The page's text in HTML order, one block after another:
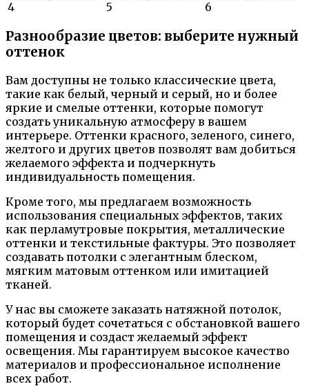
Разнообразие цветов: выберите нужный
оттенок
Вам доступны не только классические цвета,
такие как белый, черный и серый, но и более
яркие и смелые оттенки, которые помогут
создать уникальную атмосферу в вашем
интерьере. Оттенки красного, зеленого, синего,
желтого и других цветов позволят вам добиться
желаемого эффекта и подчеркнуть
индивидуальность помещения.
Кроме того, мы предлагаем возможность
использования специальных эффектов, таких
как перламутровые покрытия, металлические
оттенки и текстильные фактуры. Это позволяет
создавать потолки с элегантным блеском,
мягким матовым оттенком или имитацией
тканей.
У нас вы сможете заказать натяжной потолок,
который будет сочетаться с обстановкой вашего
помещения и создаст желаемый эффект
освещения. Мы гарантируем высокое качество
материалов и профессиональное исполнение
всех работ.